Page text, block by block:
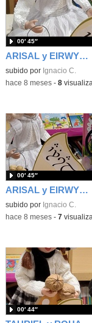
ARISAL y EIRWYN_Elfos en el CEIP Luis De Góngora de Madrid
Contenido educativo.
subido por Ignacio C.
00′ 45″
-hace 8 meses- 8
ARISAL y EIRWYN_Elfos en el CEIP Luis De Góngora de Madrid
Contenido educativo.
subido por Ignacio C.
00′ 45″
-hace 8 meses- 7
00′ 44″